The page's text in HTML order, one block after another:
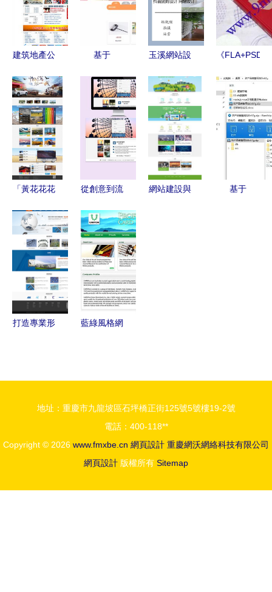
建筑地產公
設計與推廣
一站式素材
指南
基于
Vue.js的兒
童二手用品
交易網站建
設與推廣策
略
玉溪網站設
意、文化象
征與推廣策
略的融合
《FLA+PSD
計全書》
——辦公文
教領域的網
頁設計寶典
「黃花花花
網頁設計作
品集 旅游
網頁與企業
官網的視覺
敘事
從創意到流
計與網站建
設的全流程
策略
網站建設與
基于
打造專業形
局設計與推
藍綠風格網
潮
地址：重慶市九龍坡區石坪橋正街125號5號樓19-2號
電話：400-118**
Copyright © 2026 www.fmxbe.cn 網頁設計 重慶網沃網絡科技有限公司
網頁設計 版權所有 Sitemap